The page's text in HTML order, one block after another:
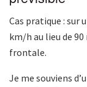
Cas pratique :
km/h au lieu de
frontale.
Je me souviens